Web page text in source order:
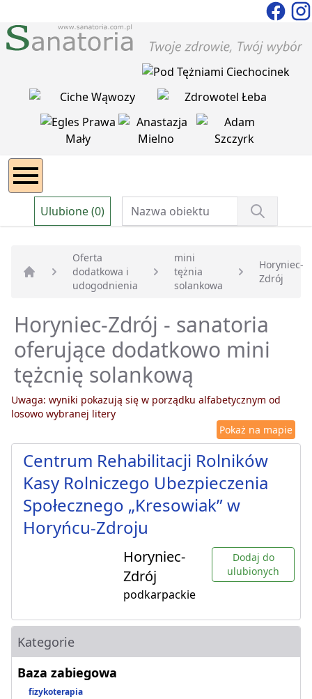
Ulubione (0)
Strona główna
Oferta
dodatkowa i
udogodnienia
mini
tężnia
solankowa
Horyniec-
Zdrój
Horyniec-Zdrój - sanatoria
oferujące dodatkowo mini
tężcnię solankową
Uwaga: wyniki pokazują się w porządku alfabetycznym od
losowo wybranej litery
Pokaż na mapie
Centrum Rehabilitacji Rolników
Kasy Rolniczego Ubezpieczenia
Społecznego „Kresowiak” w
Horyńcu-Zdroju
Horyniec-
Zdrój
podkarpackie
Dodaj do
ulubionych
Kategorie
Baza zabiegowa
fizykoterapia